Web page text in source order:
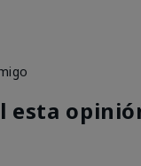
esta